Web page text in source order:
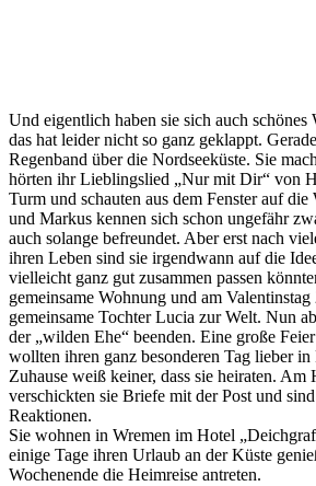
Und eigentlich haben sie sich auch schönes
das hat leider nicht so ganz geklappt.
Regenband über die Nordseeküste. Sie
hörten ihr Lieblingslied „Nur mit Dir“ von
Turm und schauten aus dem Fenster auf
und Markus kennen sich schon ungefähr
auch solange befreundet. Aber erst nach
ihren Leben sind sie irgendwann auf die
vielleicht ganz gut zusammen passen
gemeinsame Wohnung und am
gemeinsame Tochter Lucia zur Welt. Nun
der „wilden Ehe“ beenden. Eine große
wollten ihren ganz besonderen Tag lieber
Zuhause weiß keiner, dass sie heiraten. Am
verschickten sie Briefe mit der Post und
Reaktionen.
Sie wohnen in Wremen im Hotel
einige Tage ihren Urlaub an der Küste
Wochenende die Heimreise antreten.